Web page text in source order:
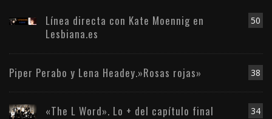
50
Línea directa con Kate Moennig en
Lesbiana.es
38
Piper Perabo y Lena Headey.»Rosas rojas»
34
«The L Word». Lo + del capítulo final